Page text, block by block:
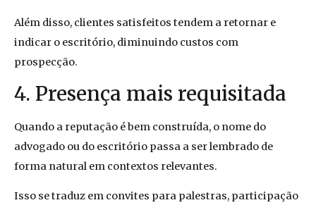
Além disso, clientes satisfeitos tendem a retornar e
indicar o escritório, diminuindo custos com
prospecção.
4. Presença mais requisitada
Quando a reputação é bem construída, o nome do
advogado ou do escritório passa a ser lembrado de
forma natural em contextos relevantes.
Isso se traduz em convites para palestras, participação